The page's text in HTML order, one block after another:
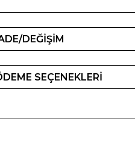
DEĞİŞİM
SEÇENEKLERİ